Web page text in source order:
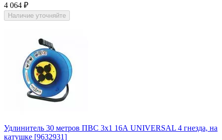
4 064 ₽
Наличие уточняйте
Удлинитель 30 метров ПВС 3х1 16А UNIVERSAL 4 гнезда, на
катушке [9632931]